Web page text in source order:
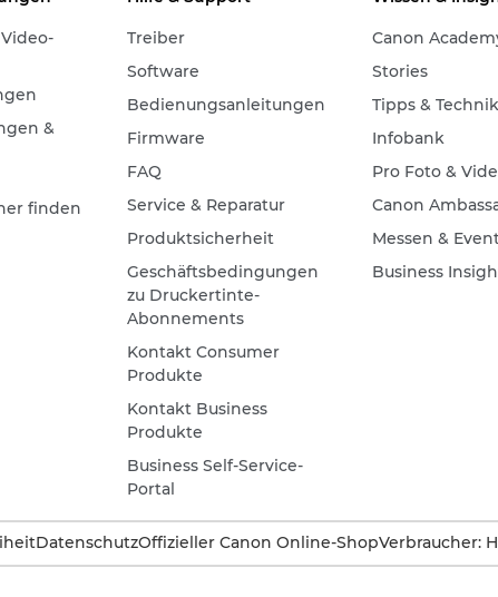
&
finden
Treiber
Software
Bedienungsanleitungen
Firmware
FAQ
Service & Reparatur
Produktsicherheit
Geschäftsbedingungen
zu Druckertinte-
Abonnements
Kontakt Consumer
Produkte
Kontakt Business
Produkte
Business Self-Service-
Portal
Canon
Stories
Tipps &
Infobank
Pro Foto &
Canon
Messen &
Business
DatenschutzOffizieller Canon Online-ShopVerbraucher: